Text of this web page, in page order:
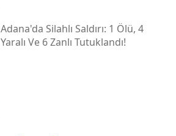
Adana'da Silahlı Saldırı: 1 Ölü, 4
Yaralı Ve 6 Zanlı Tutuklandı!